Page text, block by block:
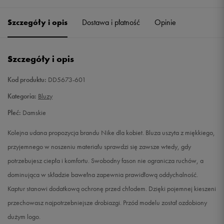
S Powiadom o dostępności
XL
Szczegóły i opis Dostawa i płatność Opinie
Szczegóły i opis
Kod produktu: DD5673-601
Kategoria: Bluzy
Płeć: Damskie
Kolejna udana propozycja brandu Nike dla kobiet. Bluza uszyta z miękkiego,
przyjemnego w noszeniu materiału sprawdzi się zawsze wtedy, gdy
potrzebujesz ciepła i komfortu. Swobodny fason nie ogranicza ruchów, a
dominująca w składzie bawełna zapewnia prawidłową oddychalność.
Kaptur stanowi dodatkową ochronę przed chłodem. Dzięki pojemnej kieszeni
przechowasz najpotrzebniejsze drobiazgi. Przód modelu został ozdobiony
dużym logo.